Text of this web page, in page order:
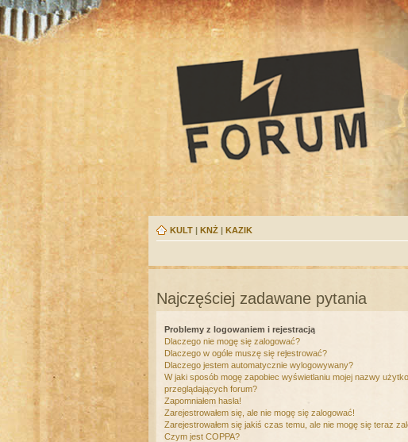
KULT | KNŻ | KAZIK
Najczęściej zadawane pytania
Problemy z logowaniem i rejestracją
Dlaczego nie mogę się zalogować?
Dlaczego w ogóle muszę się rejestrować?
Dlaczego jestem automatycznie wylogowywany?
W jaki sposób mogę zapobiec wyświetlaniu mojej nazwy
przeglądających forum?
Zapomniałem hasła!
Zarejestrowałem się, ale nie mogę się zalogować!
Zarejestrowałem się jakiś czas temu, ale nie mogę się teraz
Czym jest COPPA?